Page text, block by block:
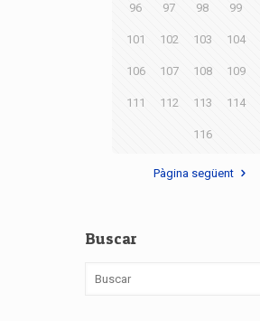
96 97 98 99
101 102 103 104
106 107 108 109
111 112 113 114
116
Pàgina següent
Buscar